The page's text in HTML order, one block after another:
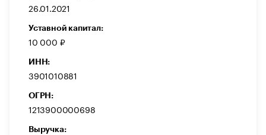
26.01.2021
Уставной капитал:
10 000 ₽
ИНН:
3901010881
ОГРН:
1213900000698
Выручка: